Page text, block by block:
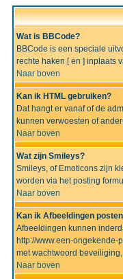
Wat is BBCode?
BBCode is een speciale
rechte haken [ en ] inplaats
Naar boven
Kan ik HTML gebruiken?
Dat hangt er vanaf of de
kunnen verwoesten of
Naar boven
Wat zijn Smileys?
Smileys, of Emoticons zijn
worden via het posting
Naar boven
Kan ik Afbeeldingen
Afbeeldingen kunnen
http://www.een-
met wachtwoord
Naar boven